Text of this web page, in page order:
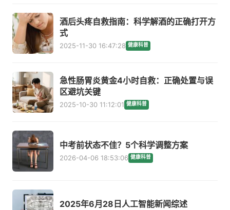
酒后头疼自救指南：科学解酒的正确打开方
式
2025-11-30 16:47:28 健康科普
急性肠胃炎黄金4小时自救：正确处置与误
区避坑关键
2025-10-30 11:12:01 健康科普
中考前状态不佳？5个科学调整方案
2026-04-06 18:53:06 健康科普
2025年6月28日人工智能新闻综述